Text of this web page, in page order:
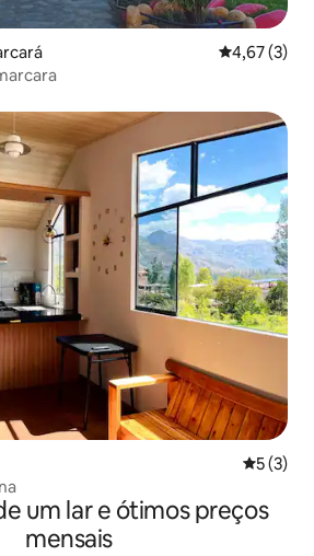
4,67 de
4,67 (3)
5 de
5 (3)
um lar e ótimos preços
mensais